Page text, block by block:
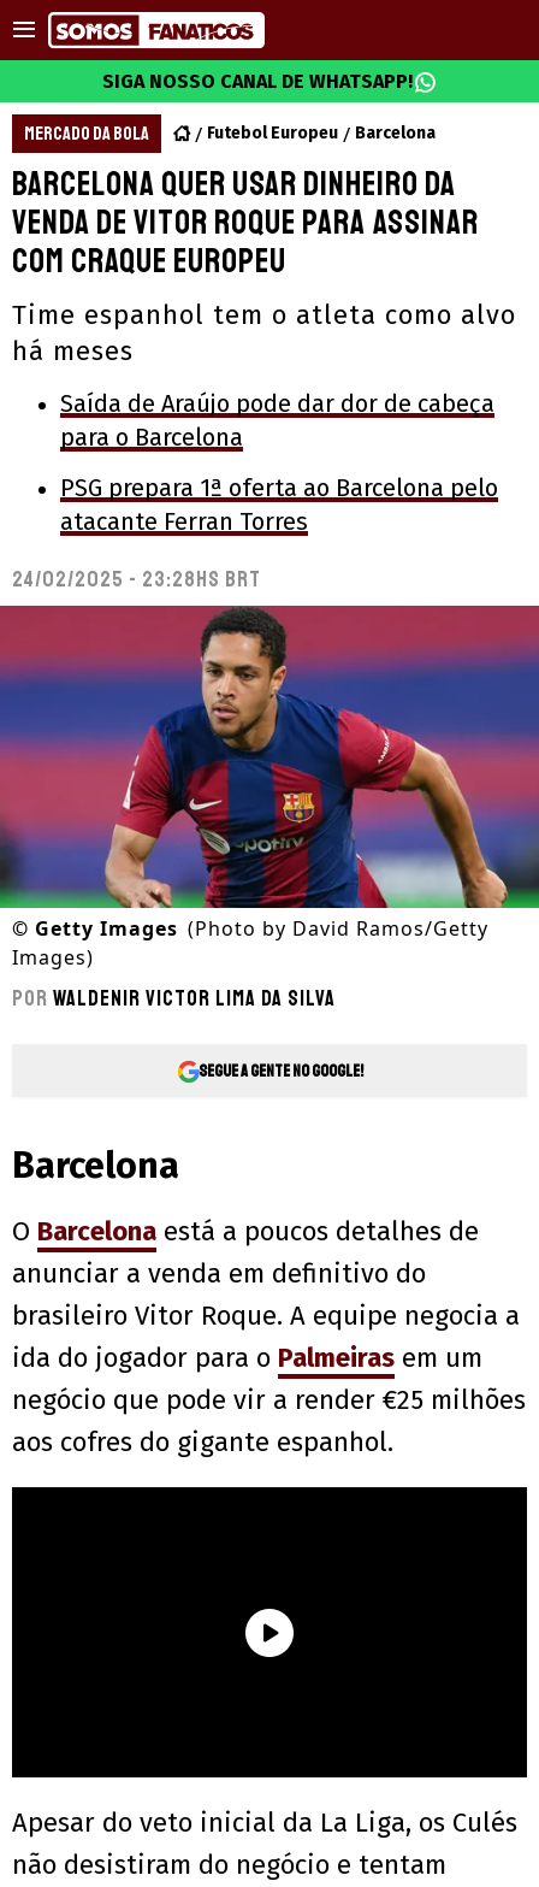
SIGA NOSSO CANAL DE WHATSAPP!
MERCADO DA BOLA Futebol Europeu Barcelona
Barcelona quer usar dinheiro da
venda de Vitor Roque para assinar
com craque europeu
Time espanhol tem o atleta como alvo
há meses
Saída de Araújo pode dar dor de cabeça
para o Barcelona
PSG prepara 1ª oferta ao Barcelona pelo
atacante Ferran Torres
24/02/2025 - 23:28hs BRT
© Getty Images (Photo by David Ramos/Getty
Images)
Por Waldenir Victor Lima Da Silva
Segue a gente no Google!
Barcelona
O Barcelona está a poucos detalhes de
anunciar a venda em definitivo do
brasileiro Vitor Roque. A equipe negocia a
ida do jogador para o Palmeiras em um
negócio que pode vir a render €25 milhões
aos cofres do gigante espanhol.
Apesar do veto inicial da La Liga, os Culés
não desistiram do negócio e tentam